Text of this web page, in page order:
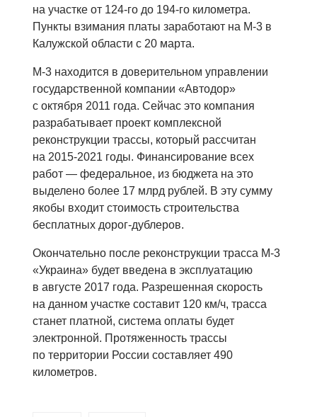
на участке от 124-го до 194-го километра.
Пункты взимания платы заработают на М-3 в
Калужской области с 20 марта.
М-3 находится в доверительном управлении
государственной компании «Автодор»
с октября 2011 года. Сейчас это компания
разрабатывает проект комплексной
реконструкции трассы, который рассчитан
на 2015-2021 годы. Финансирование всех
работ — федеральное, из бюджета на это
выделено более 17 млрд рублей. В эту сумму
якобы входит стоимость строительства
бесплатных дорог-дублеров.
Окончательно после реконструкции трасса М-3
«Украина» будет введена в эксплуатацию
в августе 2017 года. Разрешенная скорость
на данном участке составит 120 км/ч, трасса
станет платной, система оплаты будет
электронной. Протяженность трассы
по территории России составляет 490
километров.